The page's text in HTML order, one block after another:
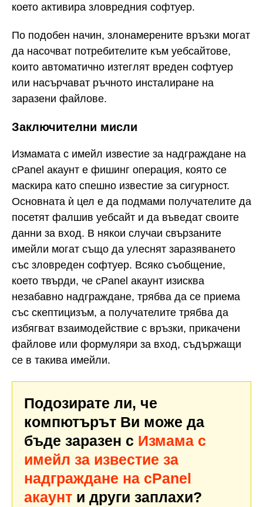
което активира зловредния софтуер.
По подобен начин, злонамерените връзки могат
да насочват потребителите към уебсайтове,
които автоматично изтеглят вреден софтуер
или насърчават ръчното инсталиране на
заразени файлове.
Заключителни мисли
Измамата с имейл известие за надграждане на
cPanel акаунт е фишинг операция, която се
маскира като спешно известие за сигурност.
Основната ѝ цел е да подмами получателите да
посетят фалшив уебсайт и да въведат своите
данни за вход. В някои случаи свързаните
имейли могат също да улеснят заразяването
със зловреден софтуер. Всяко съобщение,
което твърди, че cPanel акаунт изисква
незабавно надграждане, трябва да се приема
със скептицизъм, а получателите трябва да
избягват взаимодействие с връзки, прикачени
файлове или формуляри за вход, съдържащи
се в такива имейли.
Подозирате ли, че
компютърът Ви може да
бъде заразен с Измама с
имейл за известие за
надграждане на cPanel
акаунт и други заплахи?